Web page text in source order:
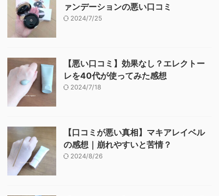
ァンデーションの悪い口コミ
2024/7/25
【悪い口コミ】効果なし？エレクトー
レを40代が使ってみた感想
2024/7/18
【口コミが悪い真相】マキアレイベル
の感想｜崩れやすいと苦情？
2024/8/26